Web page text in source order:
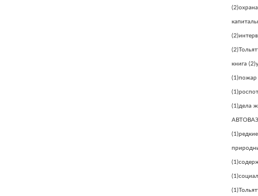
(2)
(2)
(2)
книга (2)
(1)пожар
(1)
(1)дела
(1)
(1)
(1)
(1)